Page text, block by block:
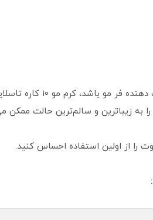
اگر به‌ دنبال محصولی
زیباترین و سالم‌ترین حالت ممکن